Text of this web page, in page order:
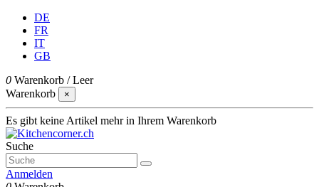
DE
FR
IT
GB
0 Warenkorb /Leer
Warenkorb
×
Es gibt keine Artikel mehr in Ihrem Warenkorb
Suche
Anmelden